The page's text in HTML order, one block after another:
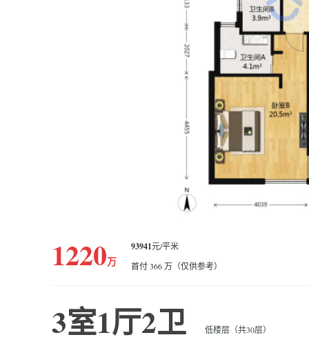
1220万
93941元/平米
首付 366 万（仅供参考）
3室1厅2卫 低楼层（共30层）